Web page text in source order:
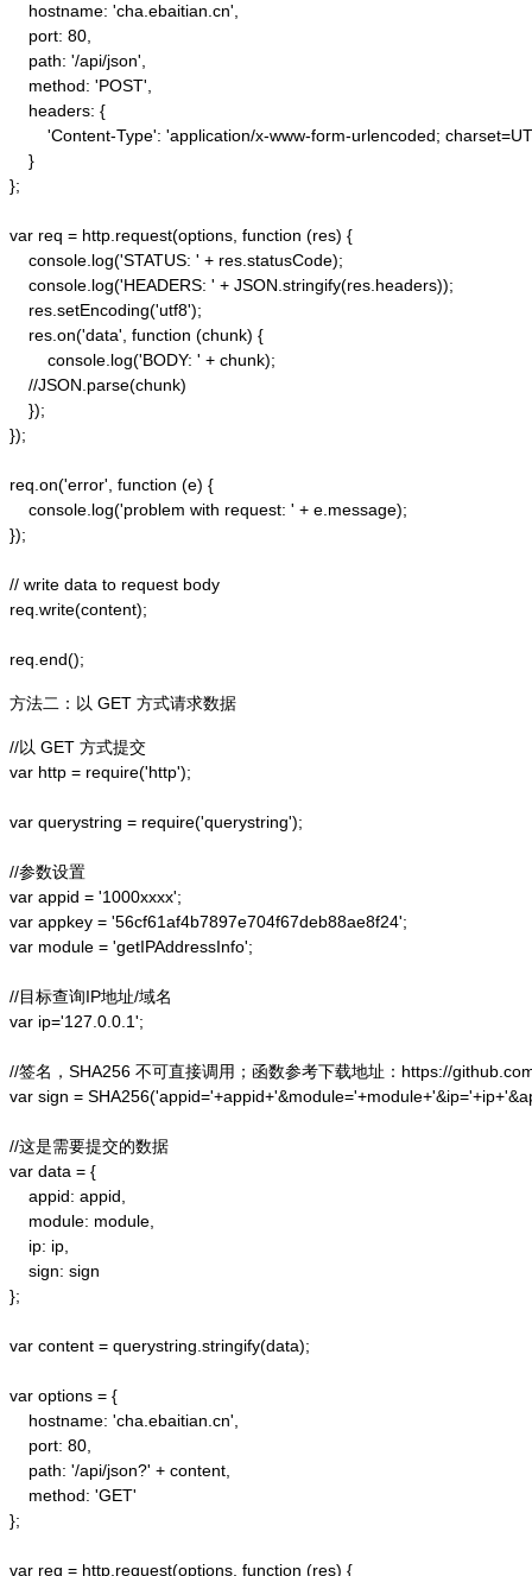
    hostname: 'cha.ebaitian.cn',
    port: 80,
    path: '/api/json',
    method: 'POST',
    headers: {
'Content-Type': 'application/x-www-form-urlencoded;
    }
};
var req = http.request(options, function (res) {
    console.log('STATUS: ' + res.statusCode);
    console.log('HEADERS: ' + JSON.stringify(res.headers));
    res.setEncoding('utf8');
    res.on('data', function (chunk) {
        console.log('BODY: ' + chunk);
    //JSON.parse(chunk)
    });
});
req.on('error', function (e) {
    console.log('problem with request: ' + e.message);
});
// write data to request body
req.write(content);
方法二：以 GET 方式请求数据
//以 GET 方式提交
var http = require('http');
var querystring = require('querystring');
//参数设置
var appid = '1000xxxx';
var appkey = '56cf61af4b7897e704f67deb88ae8f24';
var module = 'getIPAddressInfo';
//目标查询IP地址/域名
var ip='127.0.0.1';
//签名，SHA256 不可直接调用；函数参考下载地址：https://
var sign =
//这是需要提交的数据
var data = {
    appid: appid,
    module: module,
    ip: ip,
    sign: sign
};
var content = querystring.stringify(data);
var options = {
    hostname: 'cha.ebaitian.cn',
    port: 80,
    path: '/api/json?' + content,
    method: 'GET'
};
var req = http.request(options, function (res) {